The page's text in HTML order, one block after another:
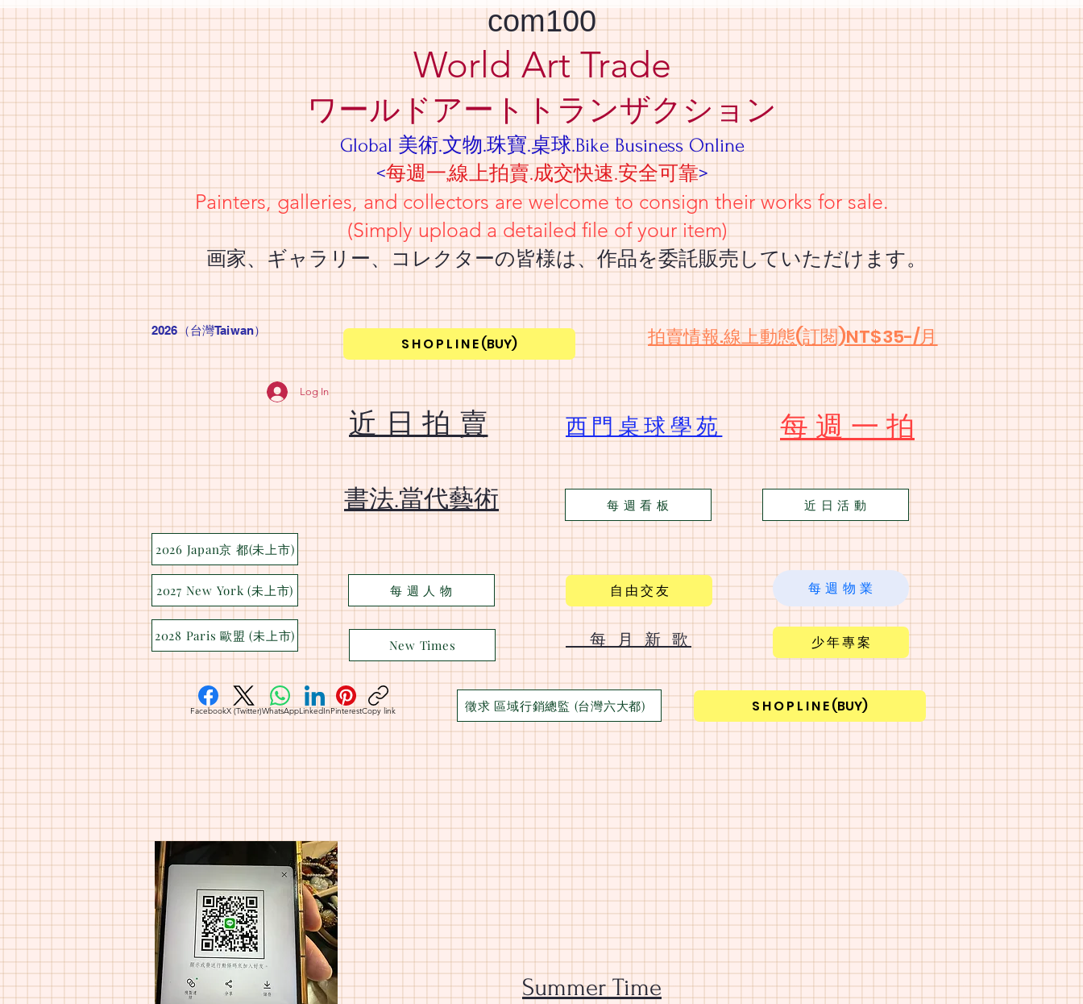
com100
World Art Trade
ワールドアートトランザクション
Global 美術.文物.珠寶.桌球.Bike Business Online
<每週一,線上拍賣.成交快速.安全可靠>
Painters, galleries, and collectors are welcome to consign their works for sale.
(Simply upload a detailed file of your item)
画家、ギャラリー、コレクターの皆様は、作品を委託販売していただけます。
2026（台灣Taiwan）
S H O P L I N E (BUY) ​拍賣情報.線上動態(訂閱)NT$35-/月
Log In
​近 日 拍 賣 ​西門桌球學苑 ​每 週 一 拍
每 週 看 板 近 日 活 動
2026 Japan京 都(未上市)
2027 New York (未上市)
2028 Paris 歐盟 (未上市)
每 週 人 物
New Times
自 由 交 友
​ 每 月 新 歌
每 週 物 業
少 年 專 案
FacebookX (Twitter)WhatsAppLinkedInPinterestCopy link 徵求 區域行銷總監 (台灣六大都) S H O P L I N E (BUY)
Summer Time
​書法.當代藝術